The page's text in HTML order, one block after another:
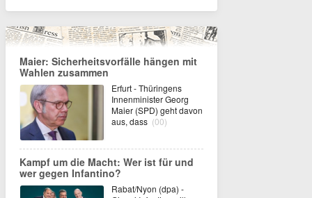
Maier: Sicherheitsvorfälle hängen mit
Wahlen zusammen
Erfurt - Thüringens
Innenminister Georg
Maier (SPD) geht davon
aus, dass (00)
Kampf um die Macht: Wer ist für und
wer gegen Infantino?
Rabat/Nyon (dpa) -